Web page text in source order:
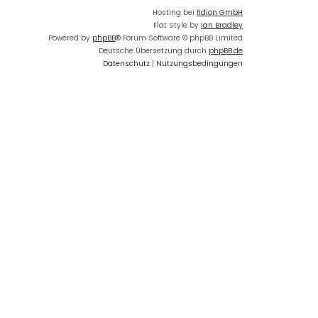
Hosting bei fidion GmbH
Flat Style by Ian Bradley
Powered by phpBB® Forum Software © phpBB Limited
Deutsche Übersetzung durch phpBB.de
Datenschutz | Nutzungsbedingungen